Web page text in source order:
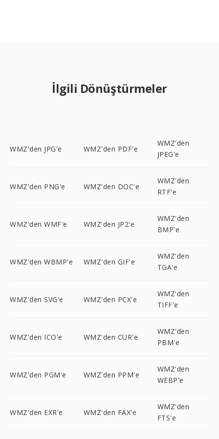
İlgili Dönüştürmeler
WMZ'den JPG'e WMZ'den PDF'e
WMZ'den
JPEG'e
WMZ'den PNG'e WMZ'den DOC'e
WMZ'den
RTF'e
WMZ'den WMF'e WMZ'den JP2'e
WMZ'den
BMP'e
WMZ'den WBMP'e WMZ'den GIF'e
WMZ'den
TGA'e
WMZ'den SVG'e WMZ'den PCX'e
WMZ'den
TIFF'e
WMZ'den ICO'e WMZ'den CUR'e
WMZ'den
PBM'e
WMZ'den PGM'e WMZ'den PPM'e
WMZ'den
WEBP'e
WMZ'den EXR'e WMZ'den FAX'e
WMZ'den
FTS'e